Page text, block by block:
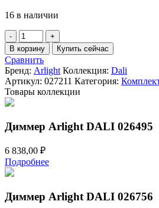
16 в наличии
Количество
товара
Конвертер
Arlight
Dali-
309-
Scenes-
(Dali
027211
В корзину Купить сейчас
Сравнить
Бренд: Arlight Коллекция: Dali
Артикул: 027211 Категория:
Товары коллекции
Диммер Arlight DALI 026495
6 838,00 ₽
Подробнее
Диммер Arlight DALI 026756